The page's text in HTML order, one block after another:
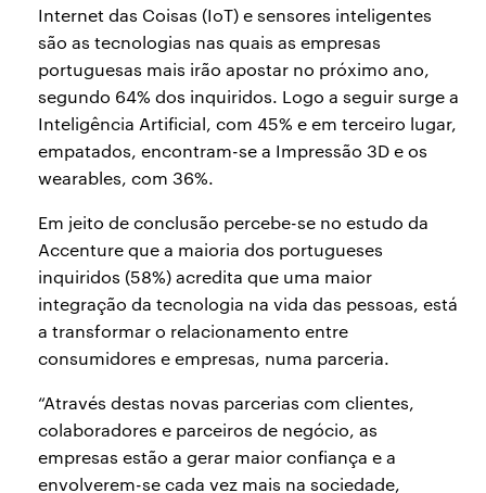
Internet das Coisas (IoT) e sensores inteligentes
são as tecnologias nas quais as empresas
portuguesas mais irão apostar no próximo ano,
segundo 64% dos inquiridos. Logo a seguir surge a
Inteligência Artificial, com 45% e em terceiro lugar,
empatados, encontram-se a Impressão 3D e os
wearables, com 36%.
Em jeito de conclusão percebe-se no estudo da
Accenture que a maioria dos portugueses
inquiridos (58%) acredita que uma maior
integração da tecnologia na vida das pessoas, está
a transformar o relacionamento entre
consumidores e empresas, numa parceria.
“Através destas novas parcerias com clientes,
colaboradores e parceiros de negócio, as
empresas estão a gerar maior confiança e a
envolverem-se cada vez mais na sociedade,